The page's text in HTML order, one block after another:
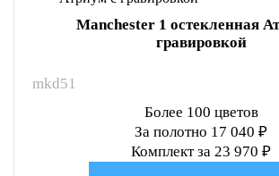
Manchester 1 остекленная
гравировкой
mkd51
Более 100 цветов
За полотно 17 040 ₽
Комплект за 23 970 ₽